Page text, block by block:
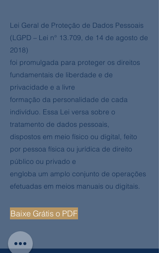
Lei Geral de Proteção de Dados Pessoais
(LGPD – Lei n° 13.709, de 14 de agosto de
2018)
foi promulgada para proteger os direitos
fundamentais de liberdade e de
privacidade e a livre
formação da personalidade de cada
indivíduo. Essa Lei versa sobre o
tratamento de dados pessoais,
dispostos em meio físico ou digital, feito
por pessoa física ou jurídica de direito
público ou privado e
engloba um amplo conjunto de operações
efetuadas em meios manuais ou digitais.
Baixe Grátis o PDF